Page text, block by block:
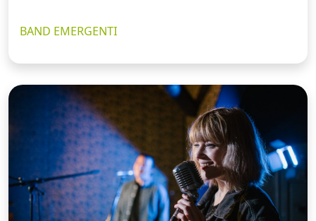
BAND EMERGENTI